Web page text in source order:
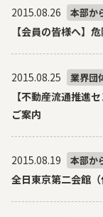
2015.08.26 本部か
【会員の皆様へ】
2015.08.25 業界団
【不動産流通推進
ご案内
2015.08.19 本部か
全日東京第二会館